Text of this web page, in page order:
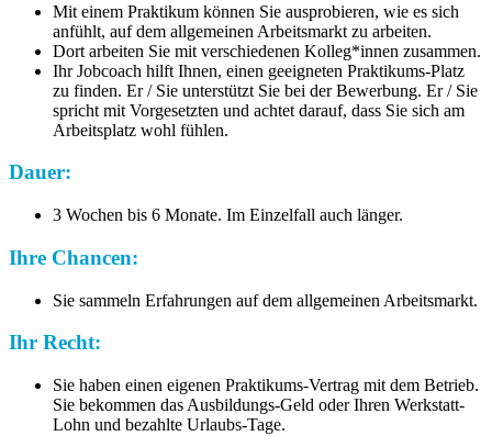
Mit einem Praktikum können Sie ausprobieren, wie es sich
anfühlt, auf dem allgemeinen Arbeitsmarkt zu arbeiten.
Dort arbeiten Sie mit verschiedenen Kolleg*innen zusammen.
Ihr Jobcoach hilft Ihnen, einen geeigneten Praktikums-Platz
zu finden. Er / Sie unterstützt Sie bei der Bewerbung. Er / Sie
spricht mit Vorgesetzten und achtet darauf, dass Sie sich am
Arbeitsplatz wohl fühlen.
Dauer:
3 Wochen bis 6 Monate. Im Einzelfall auch länger.
Ihre Chancen:
Sie sammeln Erfahrungen auf dem allgemeinen Arbeitsmarkt.
Ihr Recht:
Sie haben einen eigenen Praktikums-Vertrag mit dem Betrieb.
Sie bekommen das Ausbildungs-Geld oder Ihren Werkstatt-
Lohn und bezahlte Urlaubs-Tage.